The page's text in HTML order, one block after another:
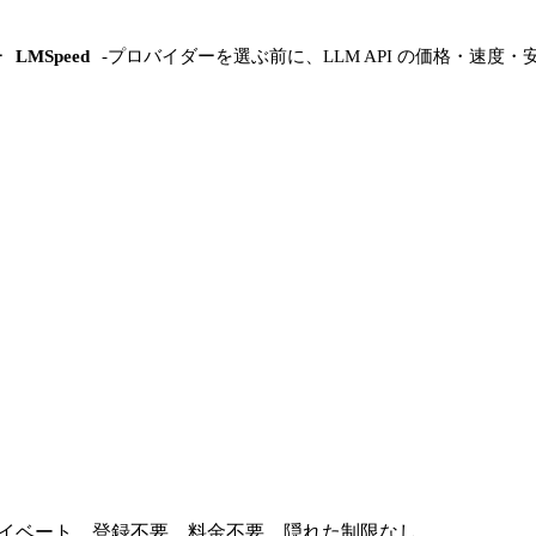
LMSpeed -プロバイダーを選ぶ前に、LLM API の価格・速度・
ート。登録不要、料金不要、隠れた制限なし。